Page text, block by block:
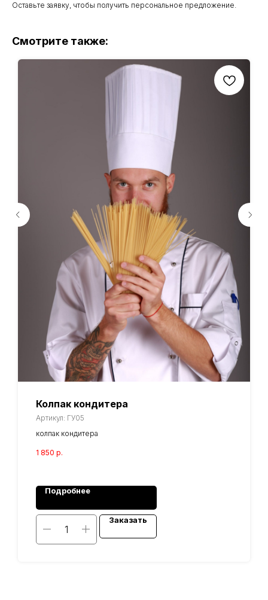
Оставьте заявку, чтобы получить персональное предложение.
Смотрите также:
Колпак кондитера
Артикул: ГУ05
колпак кондитера
1 850 р.
Подробнее
Заказать